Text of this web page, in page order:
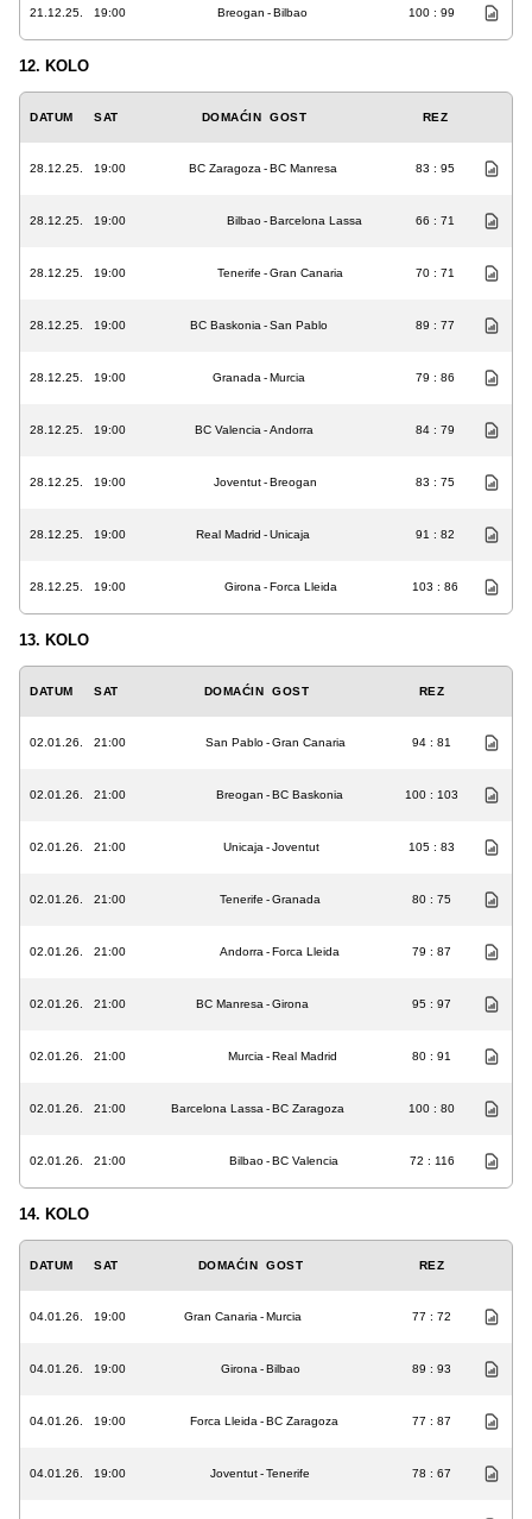
21.12.25. 19:00 Breogan -Bilbao 100 : 99
12. KOLO
DATUM SAT DOMAĆIN GOST REZ
28.12.25. 19:00 BC Zaragoza -BC Manresa 83 : 95
28.12.25. 19:00 Bilbao-Barcelona Lassa 66 : 71
28.12.25. 19:00 Tenerife -Gran Canaria 70 : 71
28.12.25. 19:00 BC Baskonia -San Pablo 89 : 77
28.12.25. 19:00 Granada -Murcia 79 : 86
28.12.25. 19:00 BC Valencia -Andorra 84 : 79
28.12.25. 19:00 Joventut-Breogan 83 : 75
28.12.25. 19:00 Real Madrid -Unicaja 91 : 82
28.12.25. 19:00 Girona -Forca Lleida 103 : 86
13. KOLO
DATUM SAT DOMAĆIN GOST REZ
02.01.26. 21:00 San Pablo-Gran Canaria 94 : 81
02.01.26. 21:00 Breogan -BC Baskonia 100 : 103
02.01.26. 21:00 Unicaja -Joventut 105 : 83
02.01.26. 21:00 Tenerife -Granada 80 : 75
02.01.26. 21:00 Andorra -Forca Lleida 79 : 87
02.01.26. 21:00 BC Manresa -Girona 95 : 97
02.01.26. 21:00 Murcia -Real Madrid 80 : 91
02.01.26. 21:00 Barcelona Lassa -BC Zaragoza 100 : 80
02.01.26. 21:00 Bilbao-BC Valencia 72 : 116
14. KOLO
DATUM SAT DOMAĆIN GOST REZ
04.01.26. 19:00 Gran Canaria -Murcia 77 : 72
04.01.26. 19:00 Girona -Bilbao 89 : 93
04.01.26. 19:00 Forca Lleida -BC Zaragoza 77 : 87
04.01.26. 19:00 Joventut-Tenerife 78 : 67